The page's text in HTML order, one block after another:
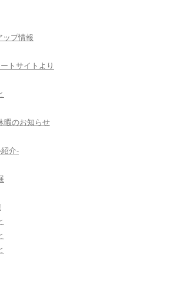
ップ情報
トサイトより
暇のお知らせ
介-